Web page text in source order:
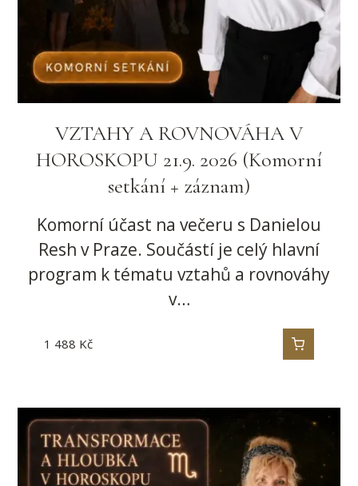
VZTAHY A ROVNOVÁHA V
HOROSKOPU 21.9. 2026 (Komorní
setkání + záznam)
Komorní účast na večeru s Danielou
Resh v Praze. Součástí je celý hlavní
program k tématu vztahů a rovnováhy
v…
1 488 Kč